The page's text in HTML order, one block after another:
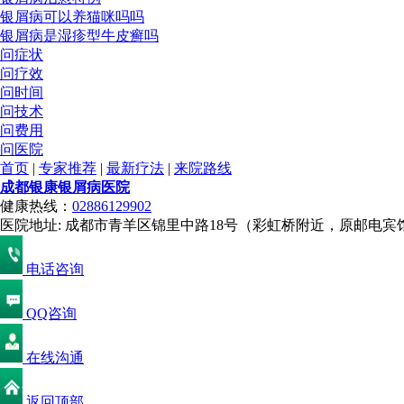
银屑病可以养猫咪吗吗
银屑病是湿疹型牛皮癣吗
问症状
问疗效
问时间
问技术
问费用
问医院
首页 | 专家推荐 | 最新疗法 | 来院路线
成都银康银屑病医院
健康热线： 02886129902
医院地址: 成都市青羊区锦里中路18号（彩虹桥附近，原邮电宾
电话咨询
QQ咨询
在线沟通